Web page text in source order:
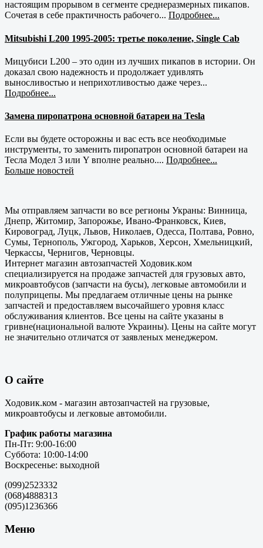
настоящим прорывом в сегменте среднеразмерных пикапов.
Сочетая в себе практичность рабочего... Подробнее...
Mitsubishi L200 1995-2005: третье поколение, Single Cab
Мицубиси L200 – это один из лучших пикапов в истории. Он
доказал свою надежность и продолжает удивлять
выносливостью и неприхотливостью даже через...
Подробнее...
Замена пиропатрона основной батареи на Tesla
Если вы будете осторожны и вас есть все необходимые
инструменты, то заменить пиропатрон основной батареи на
Тесла Модел 3 или Y вполне реально.... Подробнее...
Больше новостей
Мы отправляем запчасти во все регионы Украны: Винница,
Днепр, Житомир, Запорожье, Ивано-Франковск, Киев,
Кировоград, Луцк, Львов, Николаев, Одесса, Полтава, Ровно,
Сумы, Тернополь, Ужгород, Харьков, Херсон, Хмельницкий,
Черкассы, Чернигов, Черновцы.
Интернет магазин автозапчастей Ходовик.ком
специализируется на продаже запчастей для грузовых авто,
микроавтобусов (запчасти на бусы), легковые автомобили и
полуприцепы. Мы предлагаем отличные цены на рынке
запчастей и предоставляем высочайшего уровня класс
обслуживания клиентов. Все цены на сайте указаны в
гривне(национальной валюте Украины). Цены на сайте могут
не значительно отличатся от заявленых менеджером.
О сайте
Ходовик.ком - магазин автозапчастей на грузовые,
микроавтобусы и легковые автомобили.
График работы магазина
Пн-Пт: 9:00-16:00
Суббота: 10:00-14:00
Воскресенье: выходной
(099)2523332
(068)4888313
(095)1236366
Меню